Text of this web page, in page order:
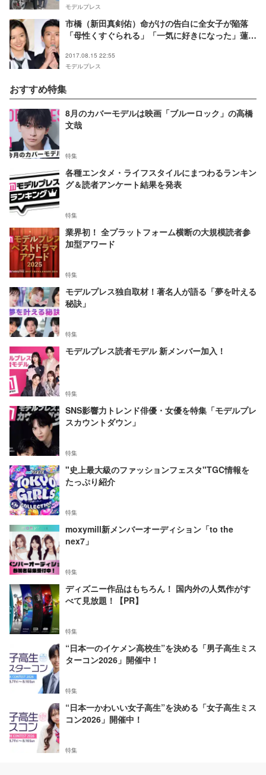
モデルプレス
市橋（新田真剣佑）命がけの告白に全女子が陥落
「母性くすぐられる」「一気に好きになった」蓮子
た第5話＞
2017.08.15 22:55
モデルプレス
おすすめ特集
8月のカバーモデルは映画「ブルーロック」の高橋
文哉
特集
各種エンタメ・ライフスタイルにまつわるランキン
グ＆読者アンケート結果を発表
特集
業界初！ 全プラットフォーム横断の大規模読者参
加型アワード
特集
モデルプレス独自取材！著名人が語る「夢を叶える
秘訣」
特集
モデルプレス読者モデル 新メンバー加入！
特集
SNS影響力トレンド俳優・女優を特集「モデルプレ
スカウントダウン」
特集
"史上最大級のファッションフェスタ"TGC情報を
たっぷり紹介
特集
moxymill新メンバーオーディション「to the
nex7」
特集
ディズニー作品はもちろん！ 国内外の人気作がす
べて見放題！【PR】
特集
“日本一のイケメン高校生”を決める「男子高生ミス
ターコン2026」開催中！
特集
“日本一かわいい女子高生”を決める「女子高生ミス
コン2026」開催中！
特集